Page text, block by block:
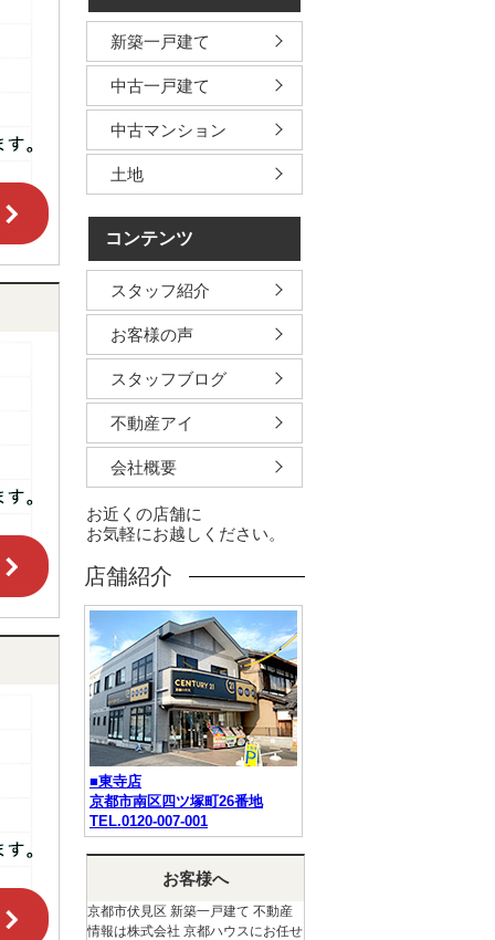
新築一戸建て
中古一戸建て
中古マンション
土地
コンテンツ
スタッフ紹介
お客様の声
スタッフブログ
不動産アイ
会社概要
お近くの店舗に
お気軽にお越しください。
店舗紹介
■東寺店
京都市南区四ツ塚町26番地
TEL.0120-007-001
お客様へ
京都市伏見区 新築一戸建て 不動産
情報は株式会社 京都ハウスにお任せ